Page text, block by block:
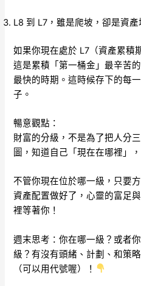
L8 到 L7，雖是爬坡，卻是資產
如果你現在處於 L7（資產累積
這是累積「第一桶金」最辛苦
最快的時期。這時候存下的每
子。
暢意觀點：
財富的分級，不是為了把人分
圖，知道自己「現在在哪裡」
不管你現在位於哪一級，只要
資產配置做好了，心靈的富足
裡等著你！
週末思考：你在哪一級？或者
級？有沒有頭緒、計劃、和策
（可以用代號喔）！